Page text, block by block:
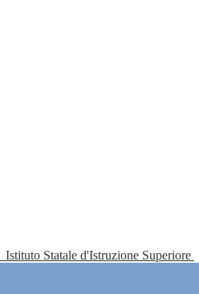
Istituto Statale d'Istruzione Superiore